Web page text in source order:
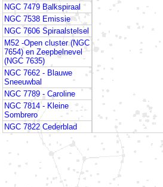
NGC 7479 Balkspiraal
NGC 7538 Emissie
NGC 7606 Spiraalstelsel
M52 -Open cluster (NGC
7654) en Zeepbelnevel
(NGC 7635)
NGC 7662 - Blauwe
Sneeuwbal
NGC 7789 - Caroline
NGC 7814 - Kleine
Sombrero
NGC 7822 Cederblad